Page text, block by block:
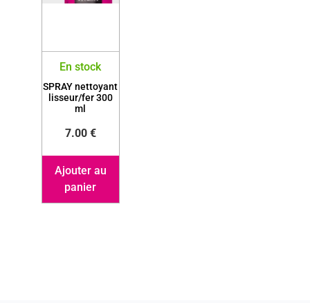
En stock
SPRAY nettoyant
lisseur/fer 300
ml
7.00 €
Ajouter au
panier